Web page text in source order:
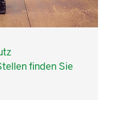
finden Sie